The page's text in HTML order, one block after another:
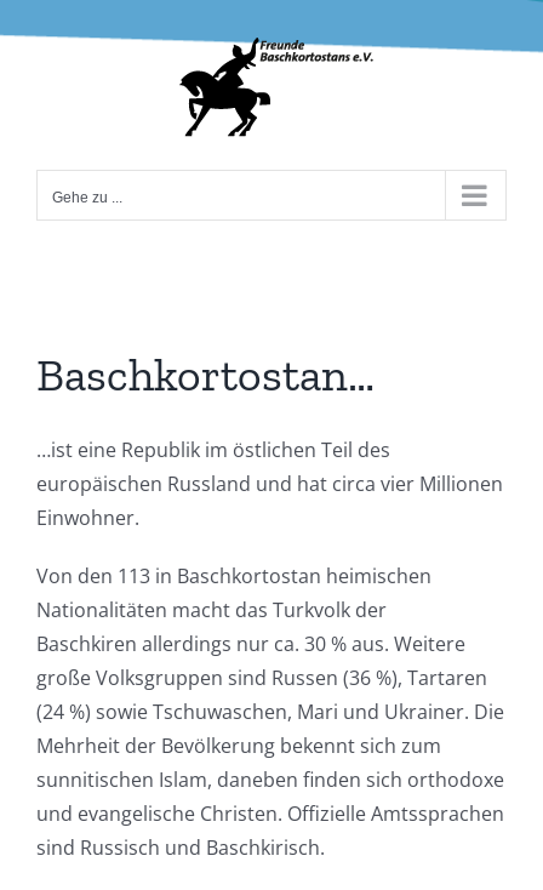
Gehe zu ...
Baschkortostan…
…ist eine Republik im östlichen Teil des
europäischen Russland und hat circa vier Millionen
Einwohner.
Von den 113 in Baschkortostan heimischen
Nationalitäten macht das Turkvolk der
Baschkiren allerdings nur ca. 30 % aus. Weitere
große Volksgruppen sind Russen (36 %), Tartaren
(24 %) sowie Tschuwaschen, Mari und Ukrainer. Die
Mehrheit der Bevölkerung bekennt sich zum
sunnitischen Islam, daneben finden sich orthodoxe
und evangelische Christen. Offizielle Amtssprachen
sind Russisch und Baschkirisch.